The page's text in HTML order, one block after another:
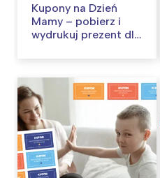
Kupony na Dzień
Mamy – pobierz i
wydrukuj prezent dla